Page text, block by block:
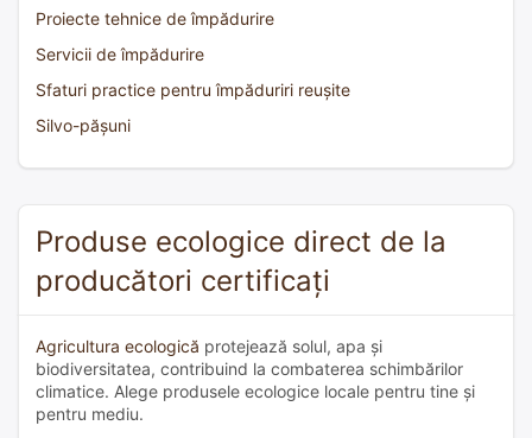
Proiecte tehnice de împădurire
Servicii de împădurire
Sfaturi practice pentru împăduriri reușite
Silvo-pășuni
Produse ecologice direct de la
producători certificați
Agricultura ecologică protejează solul, apa și
biodiversitatea, contribuind la combaterea schimbărilor
climatice. Alege produsele ecologice locale pentru tine și
pentru mediu.